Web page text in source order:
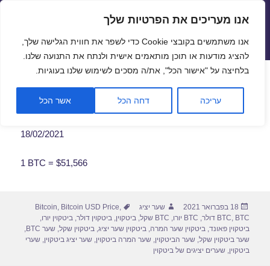
פתח
אנו מעריכים את הפרטיות שלך
אנו משתמשים בקובצי Cookie כדי לשפר את חווית הגלישה שלך,
להציג מודעות או תוכן מותאמים אישית ולנתח את התנועה שלנו.
בלחיצה על "אישור הכל", את/ה מסכים לשימוש שלנו בעוגיות.
עריכה דחה הכל אשר הכל
שערי חליפין יציגים – שער יציג
תפריטים
ווידג'טים
שער ביטקוין לתאריך 18/02/2021
18/02/2021
1 BTC = $51,566
פורסם
בתאריך
18 בפברואר 2021 מחבר
שער יציג תגיות Bitcoin, Bitcoin USD Price,
BTC, BTC דולר , BTC יורו , BTC שקל ,ביטקוין,ביטקוין דולר,ביטקוין יורו,
ביטקוין פאונד,ביטקוין שער המרה,ביטקוין שער יציג,ביטקוין שקל,שער BTC
,
שער ביטקוין שקל,שער הביטקוין,שער המרה ביטקוין,שער יציג ביטקוין,שערי
ביטקוין,שערים יציגים של ביטקוין